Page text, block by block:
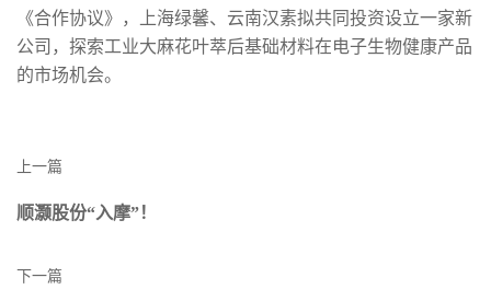
《合作协议》，上海绿馨、云南汉素拟共同投资设立一家新
公司，探索工业大麻花叶萃后基础材料在电子生物健康产品
的市场机会。
上一篇
顺灏股份“入摩”！
下一篇